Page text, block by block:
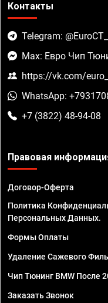
Контакты
Telegram:
Max: Евро Чип
https://vk.com/
WhatsApp:
+7 (3822) 48-94-08
Правовая
Договор-Оферта
Политика
Персональных Данных.
Формы Оплаты
Удаление Сажевого
Чип Тюнинг BMW После
Заказать Звонок